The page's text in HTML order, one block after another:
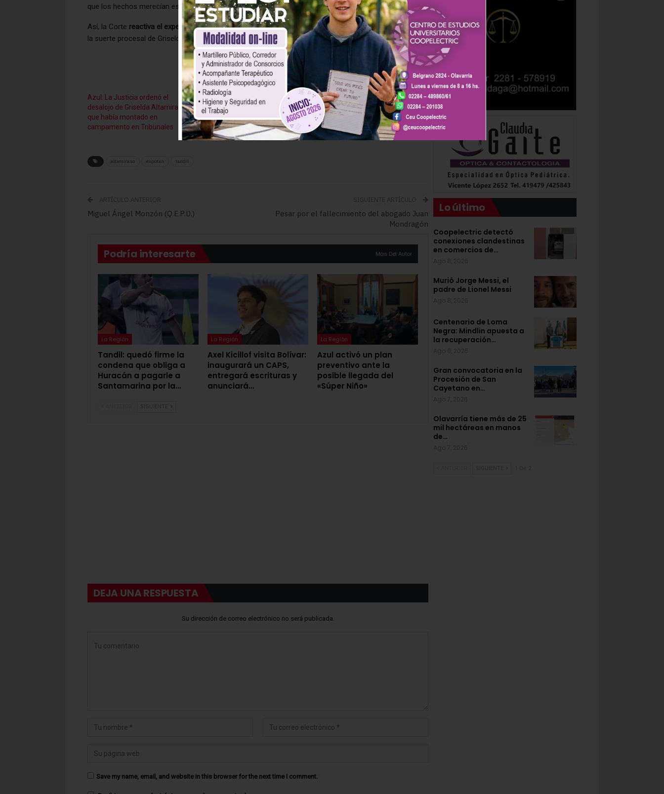
que los hechos merecían esclarecimiento y acción judicial.
Así, la Corte reactiva el expediente, aunque que no deja postura sentada respecto de lo que pasará con
la suerte procesal de Griselda Altamirano y los otros imputados.
Azul: La Justicia ordenó el
desalojo de Griselda Altamirano
que había montado en
campamento en Tribunales
Por «abuso sexual» detuvieron
al hermano de Griselda
Altamirano, líder de la 1 de
octubre
Abuso sexual: Condenaron a 20
años de prisión al hermano de la
dirigente social Griselda
Altamirano
altamirano expotan tandil
ARTÍCULO ANTERIOR
Miguel Ángel Monzón (Q.E.P.D.)
SIGUIENTE ARTÍCULO
Pesar por el fallecimiento del abogado Juan
Mondragón
Podría interesarte Más Del Autor
La Región
Tandil: quedó firme la
condena que obliga a
Huracán a pagarle a
Santamarina por la…
La Región
Axel Kicillof visita Bolívar:
inaugurará un CAPS,
entregará escrituras y
anunciará…
La Región
Azul activó un plan
preventivo ante la
posible llegada del
«Súper Niño»
DEJA UNA RESPUESTA
Su dirección de correo electrónico no será publicada.
Save my name, email, and website in this browser for the next time I comment.
Lo último
Coopelectric detectó
conexiones clandestinas
en comercios de…
Murió Jorge Messi, el
padre de Lionel Messi
Centenario de Loma
Negra: Mindlin apuesta a
la recuperación…
Gran convocatoria en la
Procesión de San
Cayetano en…
Olavarría tiene más de 25
mil hectáreas en manos
de…